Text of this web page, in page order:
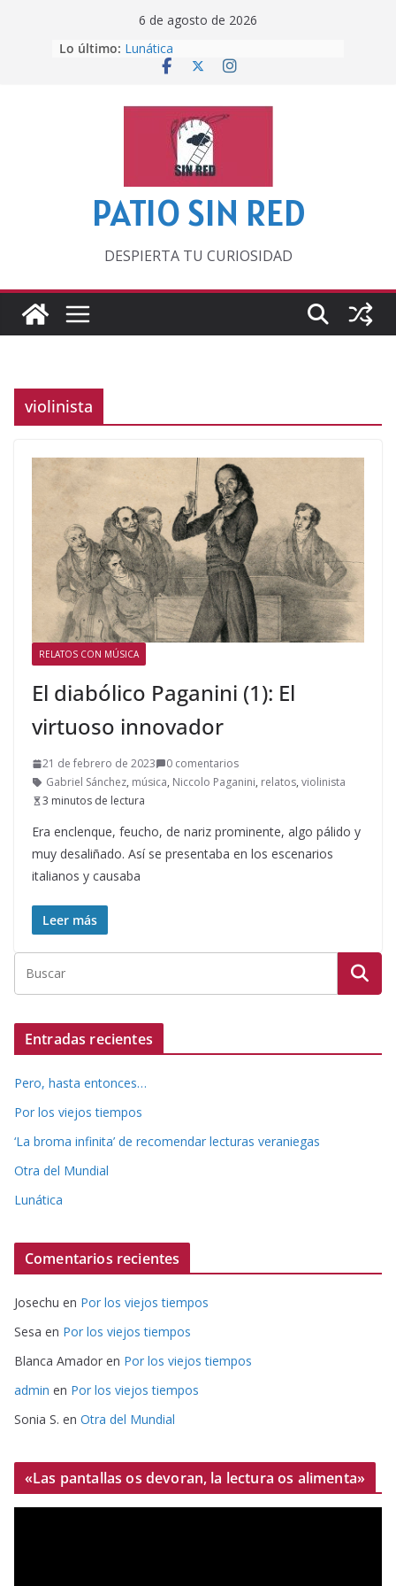
6 de agosto de 2026
Lo último: Lunática
Pero, hasta entonces…
‘La broma infinita’ de recomendar
lecturas veraniegas
Otra del Mundial
PATIO SIN RED
DESPIERTA TU CURIOSIDAD
violinista
RELATOS CON MÚSICA
El diabólico Paganini (1): El
virtuoso innovador
21 de febrero de 2023
0 comentarios
Gabriel Sánchez, música, Niccolo Paganini, relatos, violinista
3 minutos de lectura
Era enclenque, feucho, de nariz prominente, algo pálido y
muy desaliñado. Así se presentaba en los escenarios
italianos y causaba
Leer más
Entradas recientes
Pero, hasta entonces…
Por los viejos tiempos
‘La broma infinita’ de recomendar lecturas veraniegas
Otra del Mundial
Lunática
Comentarios recientes
Josechu en Por los viejos tiempos
Sesa en Por los viejos tiempos
Blanca Amador en Por los viejos tiempos
admin en Por los viejos tiempos
Sonia S. en Otra del Mundial
«Las pantallas os devoran, la lectura os alimenta»